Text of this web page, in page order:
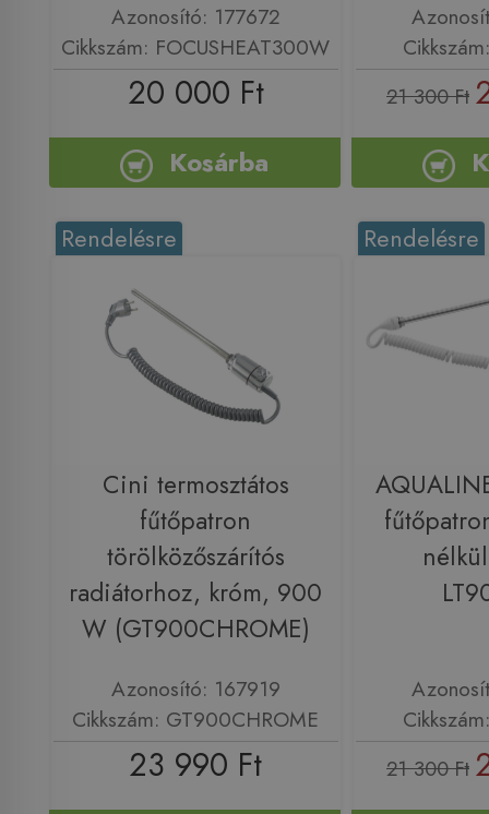
Azonosító: 177672
Cikkszám: FOCUSHEAT300W
20 000 Ft
Kosárba
21 300 Ft
Rendelésre
Cini termosztátos
fűtőpatron
törölközőszárítós
radiátorhoz, króm, 900
W (GT900CHROME)
Azonosító: 167919
Cikkszám: GT900CHROME
23 990 Ft
Rendelésre
21 300 Ft